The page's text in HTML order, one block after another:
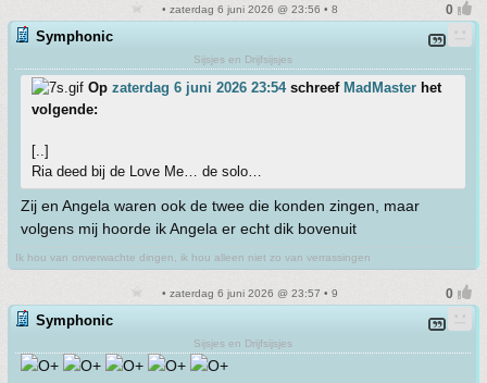
• zaterdag 6 juni 2026 @ 23:56 • 8
Symphonic
Sijsjes en Drijfsijsjes
Op zaterdag 6 juni 2026 23:54schreef MadMaster het
volgende:
[..]
Ria deed bij de Love Me… de solo…
Zij en Angela waren ook de twee die konden zingen, maar
volgens mij hoorde ik Angela er echt dik bovenuit
Ik hou van onverwachte dingen, ik hou alleen niet zo van verrassingen
• zaterdag 6 juni 2026 @ 23:57 • 9
Symphonic
Sijsjes en Drijfsijsjes